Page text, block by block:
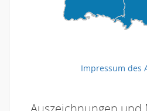
Impressum des